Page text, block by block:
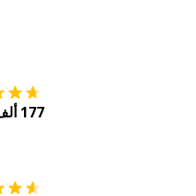
177 ألف تصنيف